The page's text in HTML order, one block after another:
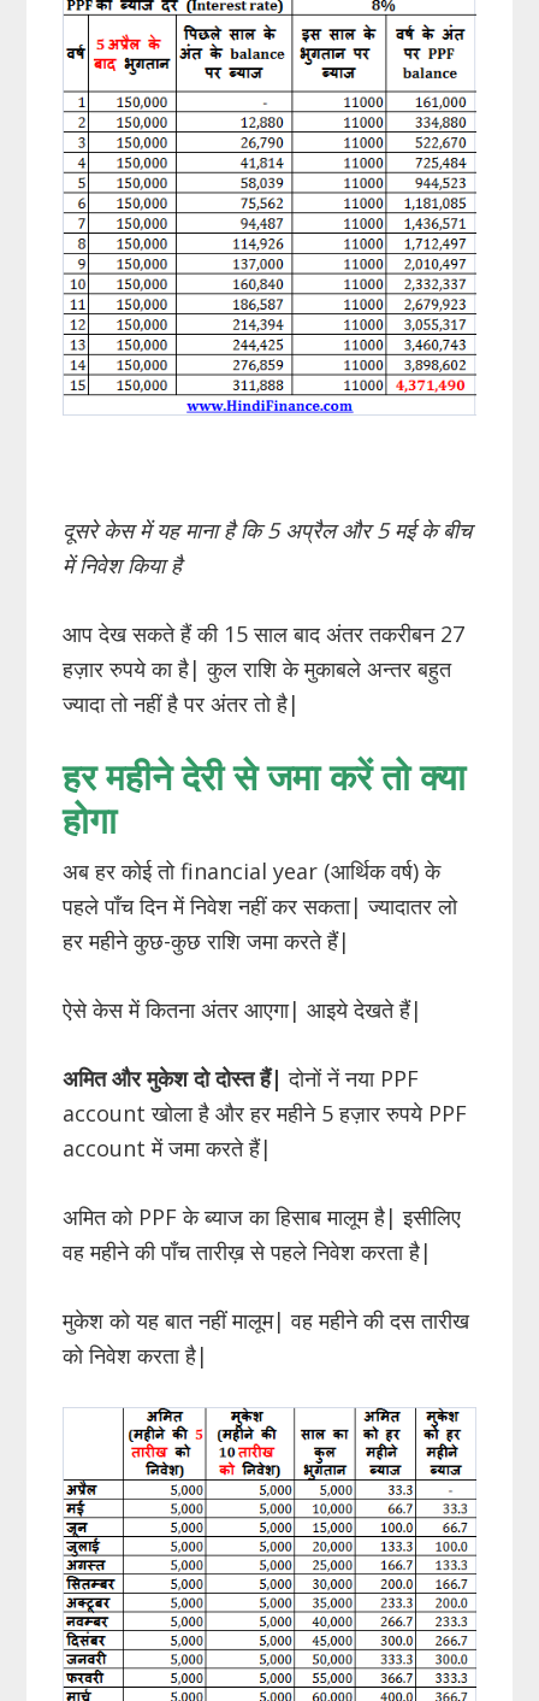
दूसरे केस में यह माना है कि 5 अप्रैल और 5 मई के बीच
में निवेश किया है
आप देख सकते हैं की 15 साल बाद अंतर तकरीबन 27
हज़ार रुपये का है| कुल राशि के मुकाबले अन्तर बहुत
ज्यादा तो नहीं है पर अंतर तो है|
हर महीने देरी से जमा करें तो क्या
होगा
अब हर कोई तो financial year (आर्थिक वर्ष) के
पहले पाँच दिन में निवेश नहीं कर सकता| ज्यादातर लो
हर महीने कुछ-कुछ राशि जमा करते हैं|
ऐसे केस में कितना अंतर आएगा| आइये देखते हैं|
अमित और मुकेश दो दोस्त हैं| दोनों नें नया PPF
account खोला है और हर महीने 5 हज़ार रुपये PPF
account में जमा करते हैं|
अमित को PPF के ब्याज का हिसाब मालूम है| इसीलिए
वह महीने की पाँच तारीख़ से पहले निवेश करता है|
मुकेश को यह बात नहीं मालूम| वह महीने की दस तारीख
को निवेश करता है|